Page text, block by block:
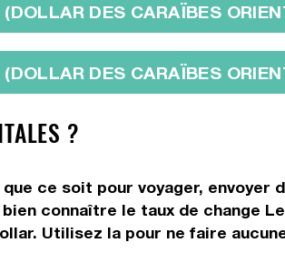
DES CARAÏBES
DES CARAÏBES
?
ce soit pour voyager, envoyer
connaître le taux de change
Utilisez la pour ne faire